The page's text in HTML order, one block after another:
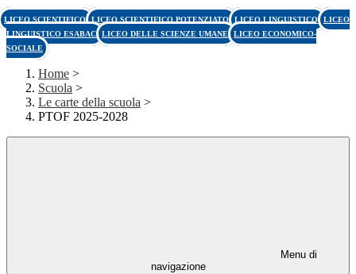
LICEO SCIENTIFICO LICEO SCIENTIFICO POTENZIATO LICEO LINGUISTICO LICEO
LINGUISTICO ESABAC LICEO DELLE SCIENZE UMANE LICEO ECONOMICO-
SOCIALE
Home >
Scuola >
Le carte della scuola >
PTOF 2025-2028
Menu di
navigazione